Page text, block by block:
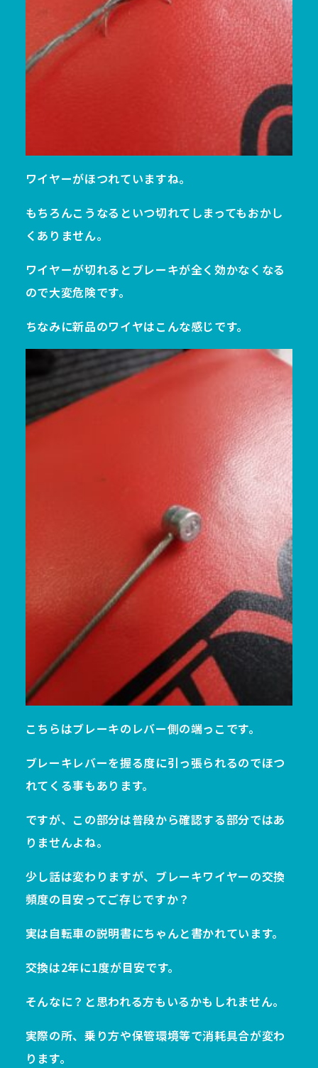
ワイヤーがほつれていますね。
もちろんこうなるといつ切れてしまってもおかし
くありません。
ワイヤーが切れるとブレーキが全く効かなくなる
ので大変危険です。
ちなみに新品のワイヤはこんな感じです。
こちらはブレーキのレバー側の端っこです。
ブレーキレバーを握る度に引っ張られるのでほつ
れてくる事もあります。
ですが、この部分は普段から確認する部分ではあ
りませんよね。
少し話は変わりますが、ブレーキワイヤーの交換
頻度の目安ってご存じですか？
実は自転車の説明書にちゃんと書かれています。
交換は2年に1度が目安です。
そんなに？と思われる方もいるかもしれません。
実際の所、乗り方や保管環境等で消耗具合が変わ
ります。